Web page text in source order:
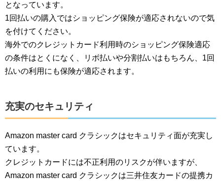
となっています。
1回払いの購入ではショッピング保険が適応されないので気
を付けてください。
海外でのクレジットカード利用時のショッピング保険適応
の条件はとくになく、リボ払いや分割払いはもちろん、1回
払いの利用にも保険が適応されます。
充実のセキュリティ
Amazon master card クラシックはセキュリティ面が充実し
ています。
クレジットカードには不正利用のリスクが伴いますが、
Amazon master card クラシックは三井住友カードの提携カ